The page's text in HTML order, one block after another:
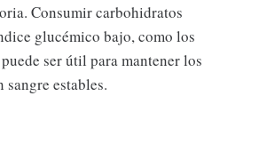
Consumir carbohidratos
glucémico bajo, como los
ser útil para mantener los
sangre estables.